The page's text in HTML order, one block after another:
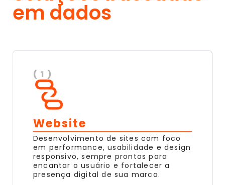
em dados
( 1 )
Website
Desenvolvimento de sites com foco
em performance, usabilidade e design
responsivo, sempre prontos para
encantar o usuário e fortalecer a
presença digital de sua marca.